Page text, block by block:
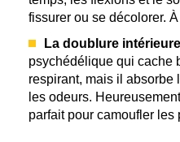
fissurer ou se décolorer.
La doublure
psychédélique qui cache
respirant, mais il absorbe
les odeurs.
parfait pour camoufler les